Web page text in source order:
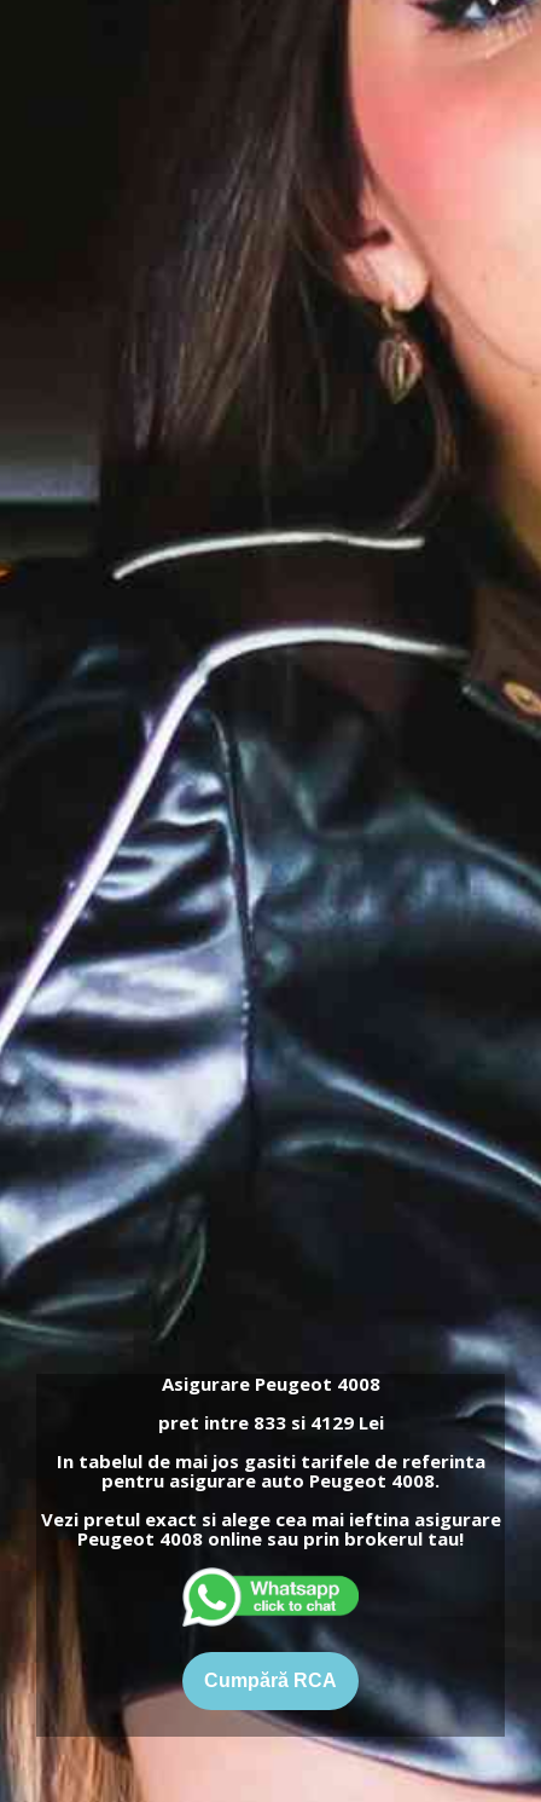
Asigurare Peugeot 4008
pret intre 833 si 4129 Lei
In tabelul de mai jos gasiti tarifele de referinta
pentru asigurare auto Peugeot 4008.
Vezi pretul exact si alege cea mai ieftina asigurare
Peugeot 4008 online sau prin brokerul tau!
Cumpără RCA